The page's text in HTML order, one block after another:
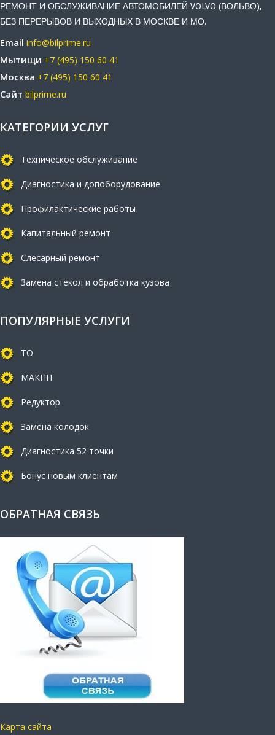
РЕМОНТ И ОБСЛУЖИВАНИЕ АВТОМОБИЛЕЙ VOLVO (ВОЛЬВО),
БЕЗ ПЕРЕРЫВОВ И ВЫХОДНЫХ В МОСКВЕ И МО.
Email info@bilprime.ru
Мытищи +7 (495) 150 60 41
Москва +7 (495) 150 60 41
Сайт bilprime.ru
КАТЕГОРИИ УСЛУГ
Техническое обслуживание
Диагностика и допоборудование
Профилактические работы
Капитальный ремонт
Слесарный ремонт
Замена стекол и обработка кузова
ПОПУЛЯРНЫЕ УСЛУГИ
ТО
МАКПП
Редуктор
Замена колодок
Диагностика 52 точки
Бонус новым клиентам
ОБРАТНАЯ СВЯЗЬ
Карта сайта